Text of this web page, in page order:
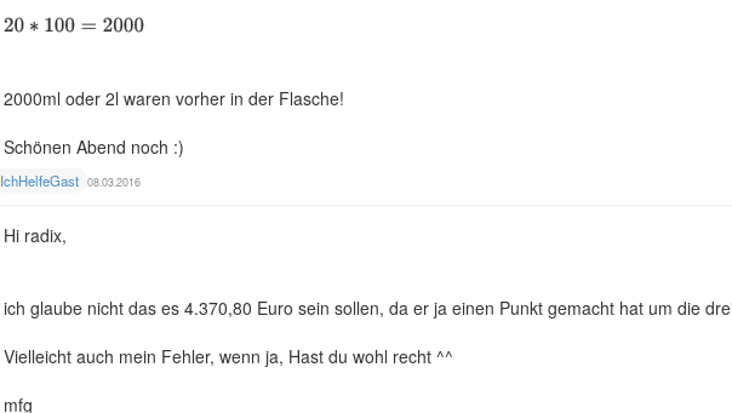
2000ml oder 2l waren vorher in der Flasche!
Schönen Abend noch :)
IchHelfeGast 08.03.2016
Hi radix,
ich glaube nicht das es 4.370,80 Euro sein sollen, da er ja einen Punkt gemacht hat um die
Vielleicht auch mein Fehler, wenn ja, Hast du wohl recht ^^
mfg